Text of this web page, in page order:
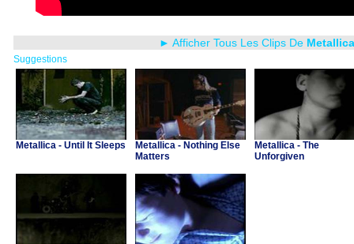
► Afficher Tous Les Clips De Metallica
Suggestions
Metallica - Until It Sleeps
Metallica - Nothing Else
Matters
Metallica - The
Unforgiven